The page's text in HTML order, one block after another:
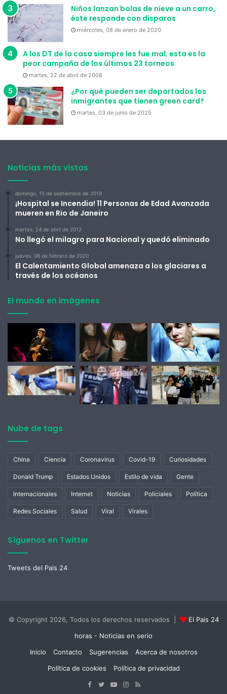
Niños lanzan bolas de nieve a un carro,
éste responde con disparos
miércoles, 08 de enero de 2020
A los DT de la casa siempre les fue mal; esta es la
peor campaña de los últimos 23 torneos
martes, 22 de abril de 2008
¿Por qué pueden ser deportados los
inmigrantes que tienen green card?
martes, 03 de junio de 2025
Noticias más vistas
domingo, 15 de septiembre de 2019
¡Hospital se Incendia! 11 Personas de Edad Avanzada
mueren en Rio de Janeiro
martes, 24 de abril de 2012
No llegó el milagro para Nacional y quedó eliminado
jueves, 06 de febrero de 2020
El Calentamiento Global amenaza a los glaciares a
través de los océanos
El mundo en imágenes
Nube de tags
China Ciencia Coronavirus Covid-19 Curiosidades
Donald Trump Estados Unidos Estilo de vida Gente
Internacionales Internet Noticias Policiales Política
Redes Sociales Salud Viral Virales
Síguenos en Twitter
Tweets del Pais 24
© Copyright 2026, Todos los derechos reservados |
El Pais 24
horas - Noticias en serio
Inicio
Contacto Sugerencias
Acerca de nosotros
Política de cookies
Política de privacidad
Facebook
TwitterYouTubeInstagram
RSS